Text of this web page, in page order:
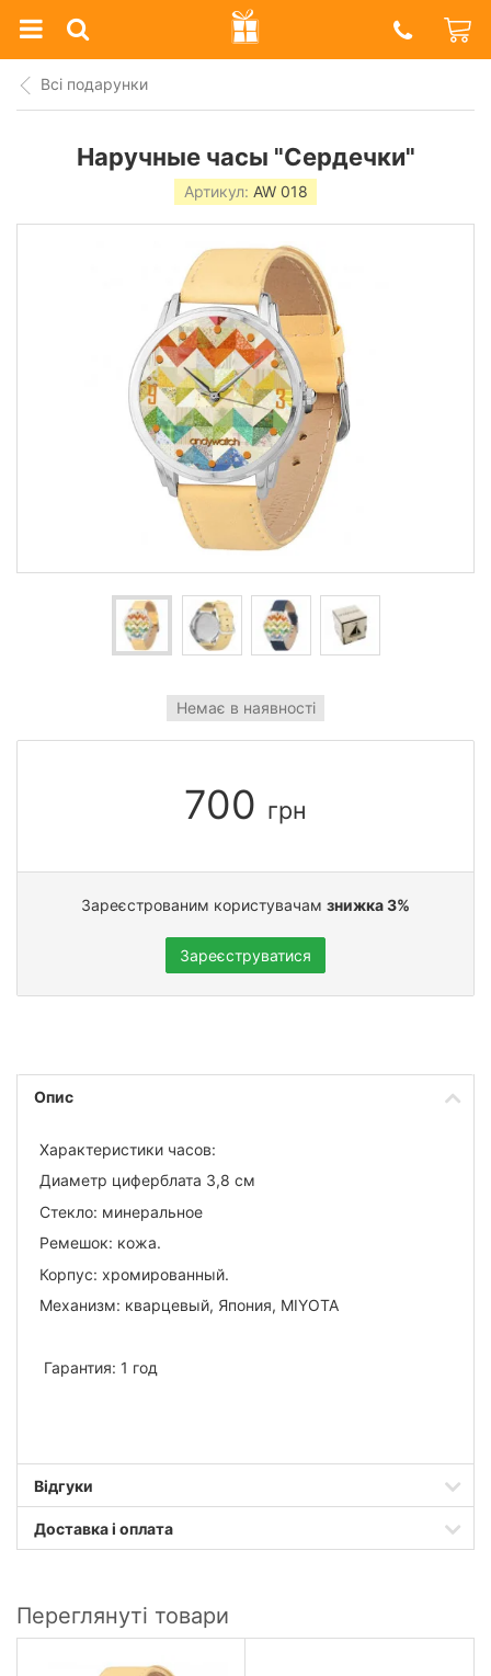
Prazdnik
Shop
Всі подарунки
Наручные часы "Сердечки"
Артикул: AW 018
Немає в наявності
700 грн
Зареєстрованим користувачам знижка 3%
Зареєструватися
Опис
Характеристики часов:
Диаметр циферблата 3,8 см
Стекло: минеральное
Ремешок: кожа.
Корпус: хромированный.
Механизм: кварцевый, Япония, MIYOTA
Гарантия: 1 год
Відгуки
Доставка і оплата
Переглянуті товари